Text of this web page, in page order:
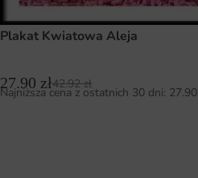
Plakat Kwiatowa Aleja
27.90 zł42.92zł
Najniższa cena z ostatnich 30 dni: 27.90